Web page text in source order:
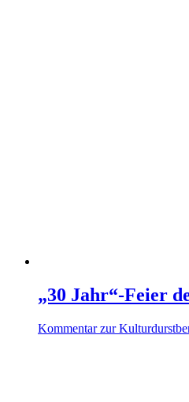
„30 Jahr“-Feier
Kom­mentar zur